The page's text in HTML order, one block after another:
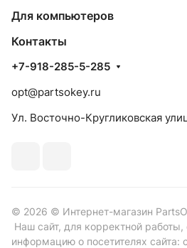
Для компьютеров
Контакты
+7-918-285-5-285
opt@partsokey.ru
Ул. Восточно-Кругликовская
© 2026 © Интернет-магазин
Наш сайт, для корректной
информацию о посетителях сайта: